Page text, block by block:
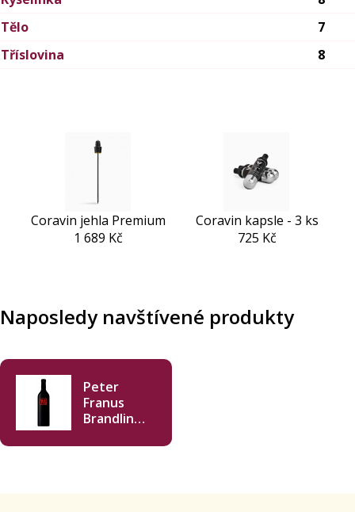
Tělo
7
Tříslovina
8
Coravin jehla Premium
1 689 Kč
Coravin kapsle - 3 ks
725 Kč
Naposledy navštívené produkty
Peter
Franus
Brandlin
Cabernet